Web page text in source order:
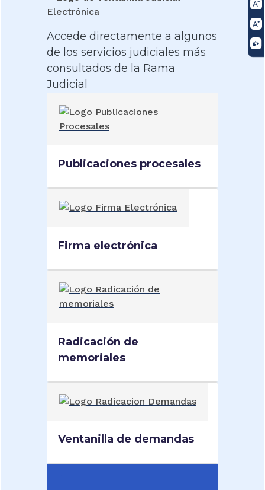
Accede directamente a algunos
de los servicios judiciales más
consultados de la Rama
Judicial
Publicaciones procesales
Firma electrónica
Radicación de
memoriales
Ventanilla de demandas